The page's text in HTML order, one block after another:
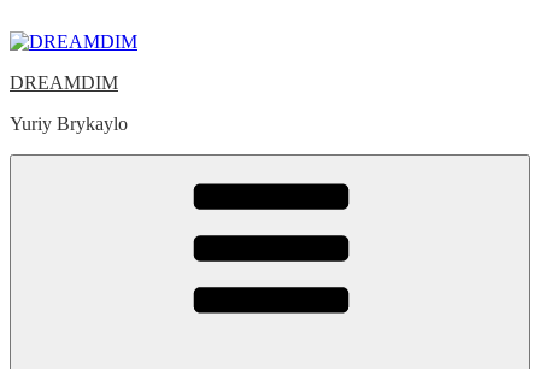
to
DREAMDIM
Yuriy Brykaylo